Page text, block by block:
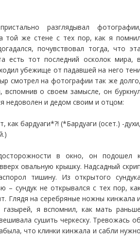
разглядывал
той же стене с тех пор, как я
почувствовал тогда, что
есть тот последний осколок мира,
убежище от падавшей на него
смотрел на фотографии так же
вспомнив о своем замысле, он
недоволен и дедом своим и отцом:
бардуаги*?! (*Бардуаги (осет.) -
в окно, он подошел
овальную крышку. Надсадный
тишину. Из открытого
– сундук не открывался с тех пор,
Глядя на серебряные ножны кинжала
газырей, я вспомнил, как мать
сушить черкеску. Тревожась
что клинки кинжала и сабли